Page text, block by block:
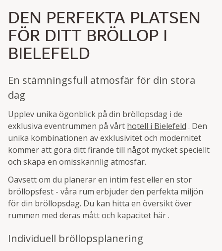
DEN PERFEKTA PLATSEN
FÖR DITT BRÖLLOP I
BIELEFELD
En stämningsfull atmosfär för din stora
dag
Upplev unika ögonblick på din bröllopsdag i de
exklusiva eventrummen på vårt hotell i Bielefeld . Den
unika kombinationen av exklusivitet och modernitet
kommer att göra ditt firande till något mycket speciellt
och skapa en omisskännlig atmosfär.
Oavsett om du planerar en intim fest eller en stor
bröllopsfest - våra rum erbjuder den perfekta miljön
för din bröllopsdag. Du kan hitta en översikt över
rummen med deras mått och kapacitet här.
Individuell bröllopsplanering